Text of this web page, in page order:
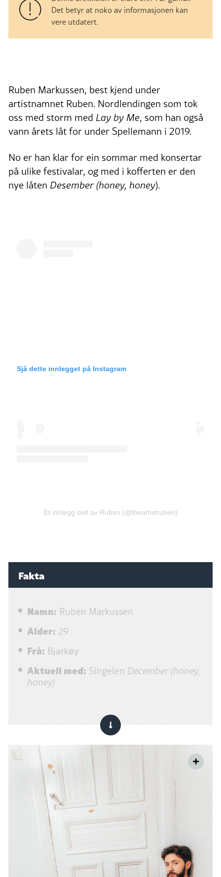
Det betyr at noko av informasjonen kan
vere utdatert.
Ruben Markussen, best kjend under
artistnamnet Ruben. Nordlendingen som tok
oss med storm med Lay by Me, som han også
vann årets låt for under Spellemann i 2019.
No er han klar for ein sommar med konsertar
på ulike festivalar, og med i kofferten er den
nye låten Desember (honey, honey).
Sjå dette innlegget på Instagram
Et innlegg delt av Ruben (@theartistruben)
Fakta
Namn: Ruben Markussen
Alder: 29
Frå: Bjarkøy
Aktuell med: Singelen December (honey,
honey)